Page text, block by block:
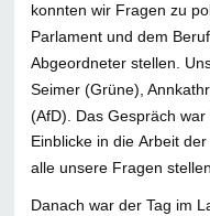
konnten wir Fragen zu
Parlament und dem
Abgeordneter stellen.
Seimer (Grüne),
(AfD). Das Gespräch
Einblicke in die Arbeit
alle unsere Fragen
Danach war der Tag im